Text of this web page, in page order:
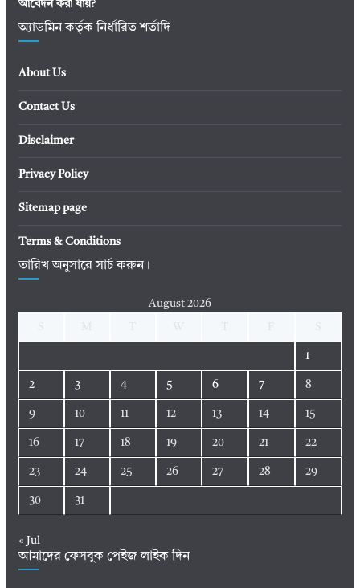
আবেদন করা যায়?
অ্যাডমিন কর্তৃক নির্ধারিত শর্তাদি
About Us
Contact Us
Disclaimer
Privacy Policy
Sitemap page
Terms & Conditions
তারিখ অনুসারে সার্চ করুন।
August 2026
1
2 3 4 5 6 7 8
9 10 11 12 13 14 15
16 17 18 19 20 21 22
23 24 25 26 27 28 29
30 31
« Jul
আমাদের ফেসবুক পেইজ লাইক দিন